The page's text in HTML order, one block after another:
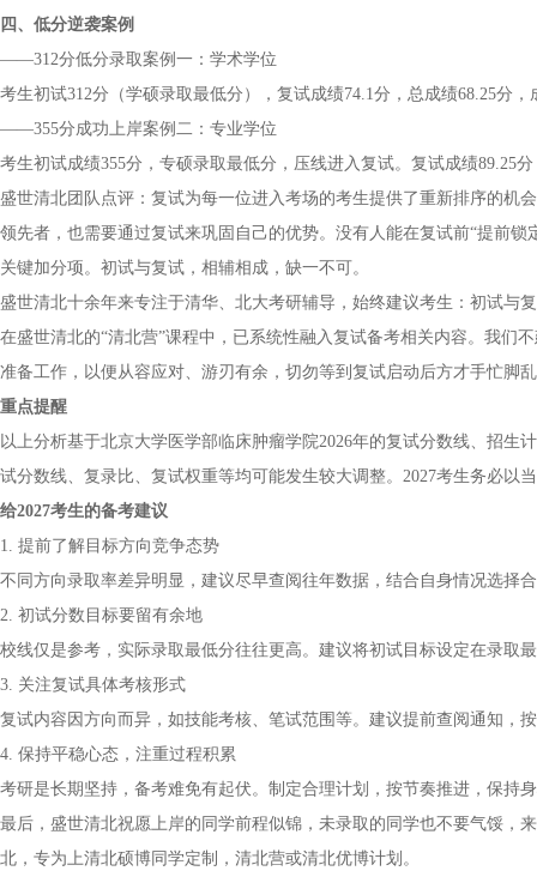
四、低分逆袭案例
——312分低分录取案例一：学术学位
考生初试312分（学硕录取最低分），复试成绩74.1分，总成绩68.25分，
——355分成功上岸案例二：专业学位
考生初试成绩355分，专硕录取最低分，压线进入复试。复试成绩89.25
盛世清北团队点评：复试为每一位进入考场的考生提供了重新排序的机
领先者，也需要通过复试来巩固自己的优势。没有人能在复试前“提前
关键加分项。初试与复试，相辅相成，缺一不可。
盛世清北十余年来专注于清华、北大考研辅导，始终建议考生：初试与
在盛世清北的“清北营”课程中，已系统性融入复试备考相关内容。我们
准备工作，以便从容应对、游刃有余，切勿等到复试启动后方才手忙脚
重点提醒
以上分析基于北京大学医学部临床肿瘤学院2026年的复试分数线、招
试分数线、复录比、复试权重等均可能发生较大调整。2027考生务必以
给2027考生的备考建议
1. 提前了解目标方向竞争态势
不同方向录取率差异明显，建议尽早查阅往年数据，结合自身情况选择
2. 初试分数目标要留有余地
校线仅是参考，实际录取最低分往往更高。建议将初试目标设定在录
3. 关注复试具体考核形式
复试内容因方向而异，如技能考核、笔试范围等。建议提前查阅通知，
4. 保持平稳心态，注重过程积累
考研是长期坚持，备考难免有起伏。制定合理计划，按节奏推进，保持
最后，盛世清北祝愿上岸的同学前程似锦，未录取的同学也不要气馁，
北，专为上清北硕博同学定制，清北营或清北优博计划。